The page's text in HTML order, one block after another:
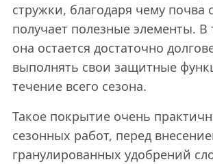
стружки, благодаря чему почва
получает полезные элементы. В
она остается достаточно
выполнять свои защитные
течение всего сезона.
Такое покрытие очень
сезонных работ, перед
гранулированных удобрений